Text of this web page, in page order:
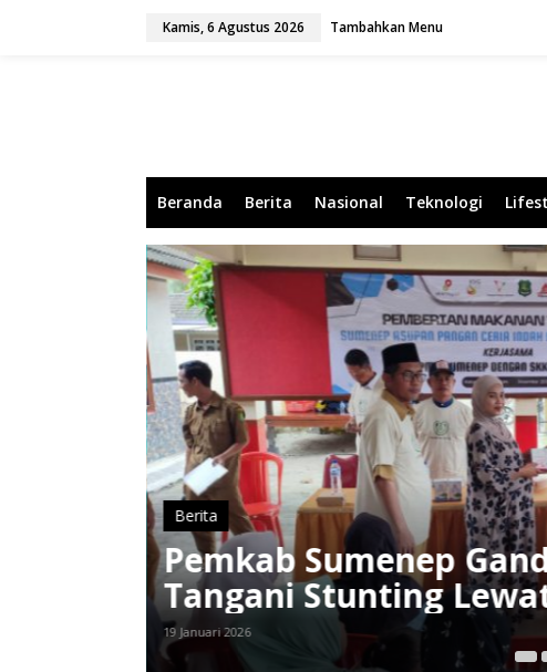
Kamis, 6 Agustus 2026 Tambahkan Menu
Beranda Berita Nasional Teknologi
Berita
Pemkab Sumenep
Tangani Stunting
19 Januari 2026